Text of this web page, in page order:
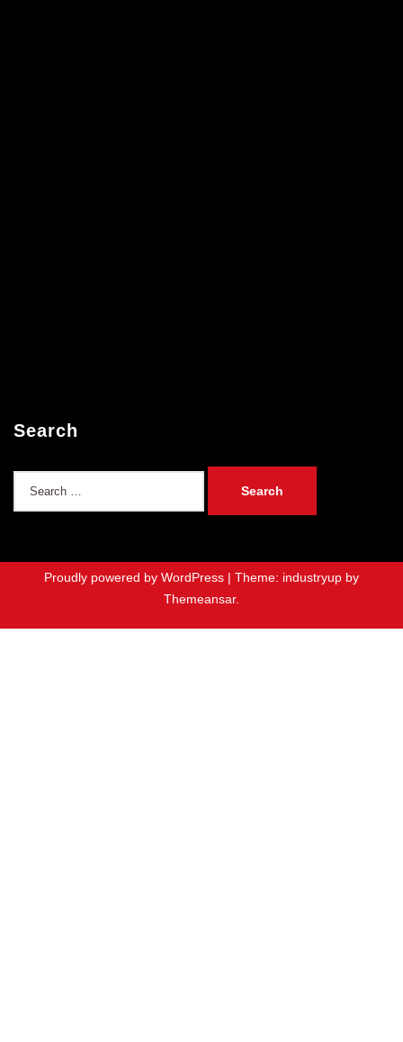
Search
Proudly powered by WordPress | Theme: industryup by
Themeansar.